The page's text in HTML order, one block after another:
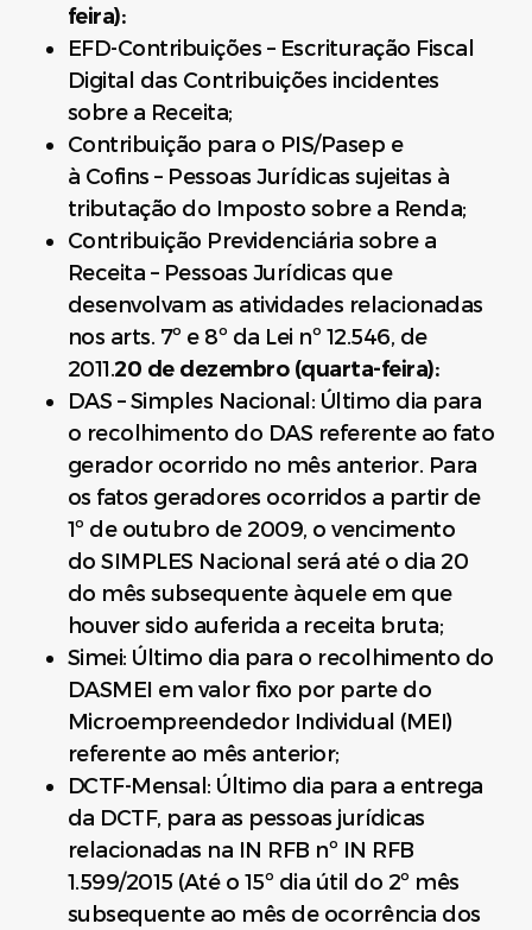
feira):
EFD-Contribuições – Escrituração Fiscal
Digital das Contribuições incidentes
sobre a Receita;
Contribuição para o PIS/Pasep e
à Cofins – Pessoas Jurídicas sujeitas à
tributação do Imposto sobre a Renda;
Contribuição Previdenciária sobre a
Receita – Pessoas Jurídicas que
desenvolvam as atividades relacionadas
nos arts. 7º e 8º da Lei nº 12.546, de
2011.20 de dezembro (quarta-feira):
DAS – Simples Nacional: Último dia para
o recolhimento do DAS referente ao fato
gerador ocorrido no mês anterior. Para
os fatos geradores ocorridos a partir de
1º de outubro de 2009, o vencimento
do SIMPLES Nacional será até o dia 20
do mês subsequente àquele em que
houver sido auferida a receita bruta;
Simei: Último dia para o recolhimento do
DASMEI em valor fixo por parte do
Microempreendedor Individual (MEI)
referente ao mês anterior;
DCTF-Mensal: Último dia para a entrega
da DCTF, para as pessoas jurídicas
relacionadas na IN RFB nº IN RFB
1.599/2015 (Até o 15º dia útil do 2º mês
subsequente ao mês de ocorrência dos